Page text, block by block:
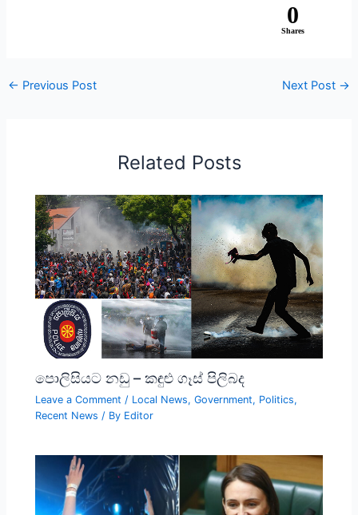
0
Shares
← Previous Post Next Post →
Related Posts
පොලිසියට නඩු – කඳුළු ගෑස් පිලිබද
Leave a Comment / Local News,Government, Politics,
Recent News / By Editor